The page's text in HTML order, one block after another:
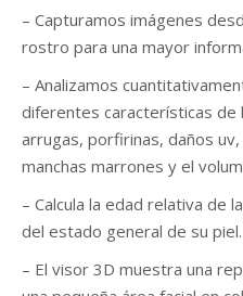
– Capturamos imágenes
rostro para una mayor
– Analizamos
diferentes características de
arrugas, porfirinas, daños
manchas marrones y el
– Calcula la edad relativa de
del estado general de su piel.
– El visor 3D muestra una